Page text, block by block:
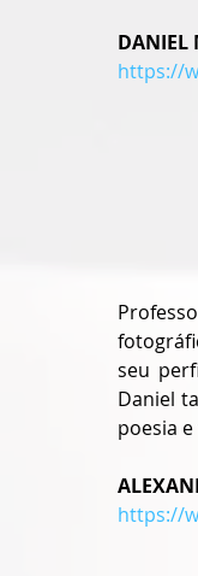
DANIEL
https://
seu
Daniel
poesia
https://